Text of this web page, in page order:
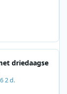
driedaagse
2 d.